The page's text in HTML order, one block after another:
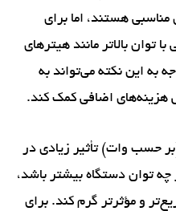
مناسبی هستند، اما برای
توان بالاتر مانند هیترهای
به این نکته می‌تواند به
هزینه‌های اضافی کمک کند.
حسب وات) تأثیر زیادی در
توان دستگاه بیشتر باشد،
و مؤثرتر گرم کند. برای